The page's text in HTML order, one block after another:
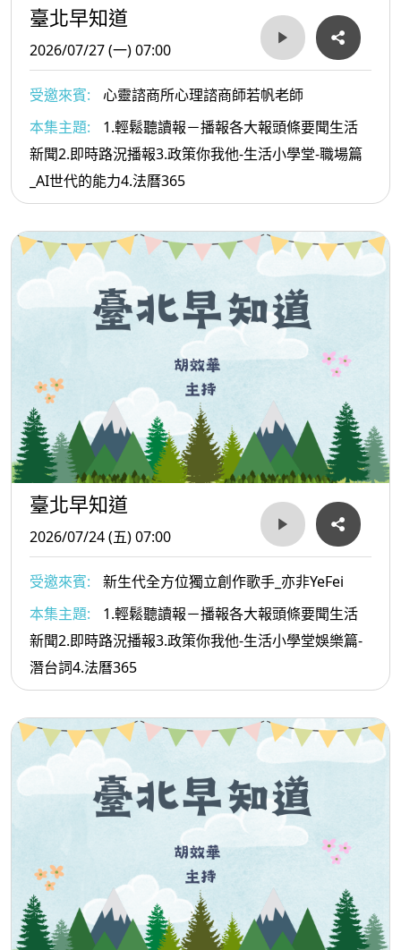
臺北早知道
2026/07/27 (一) 07:00
受邀來賓:
心靈諮商所心理諮商師若帆老師
本集主題:
1.輕鬆聽讀報－播報各大報頭條要聞生活
新聞2.即時路況播報3.政策你我他-生活小學堂-職場篇
_AI世代的能力4.法曆365
臺北早知道
2026/07/24 (五) 07:00
受邀來賓:
新生代全方位獨立創作歌手_亦非YeFei
本集主題:
1.輕鬆聽讀報－播報各大報頭條要聞生活
新聞2.即時路況播報3.政策你我他-生活小學堂娛樂篇-
潛台詞4.法曆365